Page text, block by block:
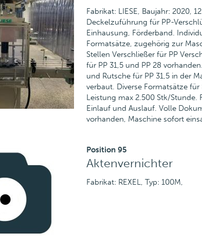
Fabrikat: LIESE, Baujahr: 2020,
Deckelzuführung für PP-
Einhausung, Förderband.
Formatsätze, zugehörig zur
Stellen Verschließer für PP
für PP 31,5 und PP 28
und Rutsche für PP 31,5 in der
verbaut. Diverse Formatsätze für
Leistung max 2.500 Stk/Stunde.
Einlauf und Auslauf. Volle
vorhanden, Maschine sofort
Position 95
Aktenvernichter
Fabrikat: REXEL, Typ: 100M,